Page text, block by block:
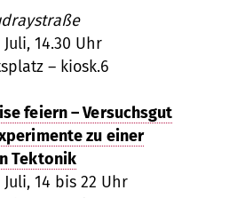
Juli, 14.30 Uhr
– kiosk.6
feiern – Versuchsgut
zu einer
Tektonik
Juli, 14 bis 22 Uhr